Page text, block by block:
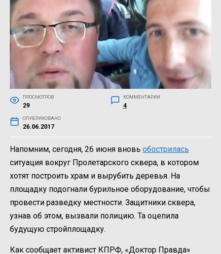
ПРОСМОТРОВ
29
КОММЕНТАРИИ
4
ОПУБЛИКОВАНО
26.06.2017
Напомним, сегодня, 26 июня вновь обострилась
ситуация вокруг Пролетарского сквера, в котором
хотят построить храм и вырубить деревья. На
площадку подогнали бурильное оборудование, чтобы
провести разведку местности. Защитники сквера,
узнав об этом, вызвали полицию. Та оцепила
будущую стройплощадку.
Как сообщает активист КПРФ, «Доктор Правда»